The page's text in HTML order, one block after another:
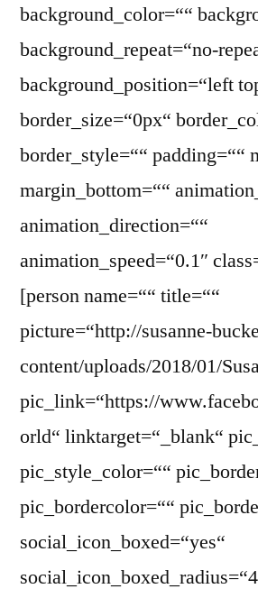
background_color=““
background_repeat=“no-
background_position=“left
border_size=“0px“
border_style=““ padding=““
margin_bottom=““
animation_direction=““
animation_speed=“0.1″
[person name=““ title=““
picture=“http://susanne-
content/uploads/2018/01/
pic_link=“https://
orld“ linktarget=“_blank“
pic_style_color=““
pic_bordercolor=““
social_icon_boxed=“yes“